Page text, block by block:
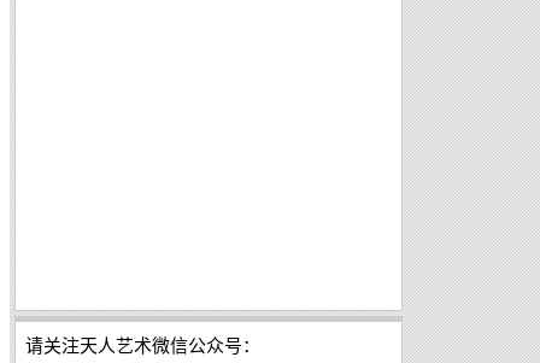
请关注天人艺术微信公众号：